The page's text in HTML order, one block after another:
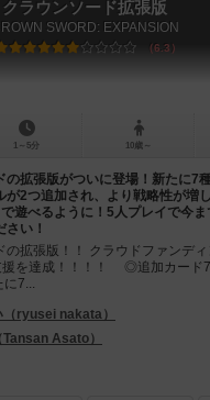
クラウンソード拡張版
SWORD: EXPANSION
6.3
1～5分 10歳～
の拡張版がついに登場！新たに7
が2つ追加され、より戦略性が増
遊べるように！5人プレイで今
い！
の拡張版！！ クラウドファンディ
援を達成！！！！ ◎追加カード7
7...
ryusei nakata）
Asato）